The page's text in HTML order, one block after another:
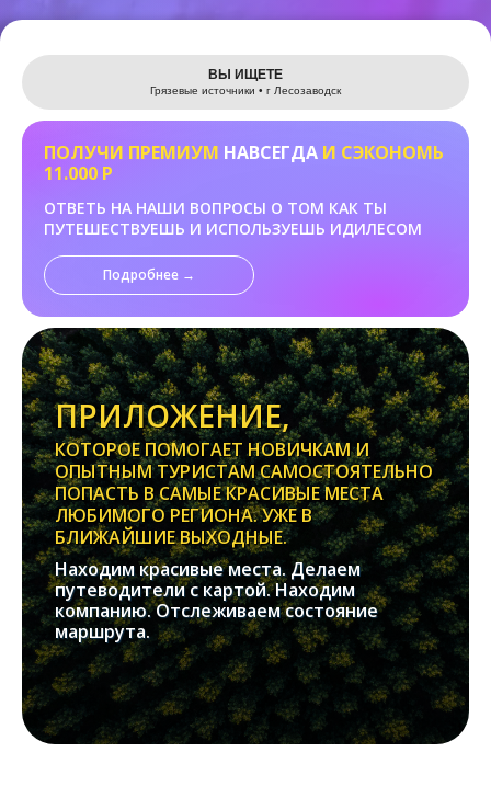
Leaflet
ВЫ ИЩЕТЕ
Грязевые источники • г Лесозаводск
ПОЛУЧИ ПРЕМИУМ НАВСЕГДА И СЭКОНОМЬ
11.000 Р
ОТВЕТЬ НА НАШИ ВОПРОСЫ О ТОМ КАК ТЫ
ПУТЕШЕСТВУЕШЬ И ИСПОЛЬЗУЕШЬ ИДИЛЕСОМ
Подробнее →
ПРИЛОЖЕНИЕ,
КОТОРОЕ ПОМОГАЕТ НОВИЧКАМ И
ОПЫТНЫМ ТУРИСТАМ САМОСТОЯТЕЛЬНО
ПОПАСТЬ В САМЫЕ КРАСИВЫЕ МЕСТА
ЛЮБИМОГО РЕГИОНА. УЖЕ В
БЛИЖАЙШИЕ ВЫХОДНЫЕ.
Находим красивые места. Делаем
путеводители с картой. Находим
компанию. Отслеживаем состояние
маршрута.